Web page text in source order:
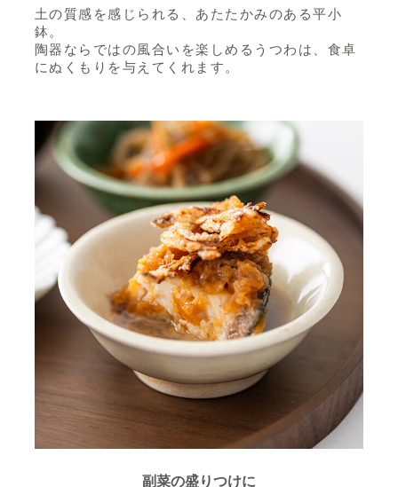
土の質感を感じられる、あたたかみのある平小
鉢。
陶器ならではの風合いを楽しめるうつわは、食卓
にぬくもりを与えてくれます。
副菜の盛りつけに